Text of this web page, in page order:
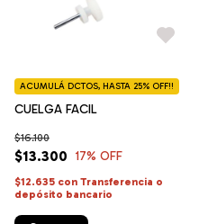
CUELGA FACIL
$13.300
$16.100
17% OFF
ACUMULÁ DCTOS, HASTA 25% OFF!!
$12.635 con Transferencia o
depósito bancario